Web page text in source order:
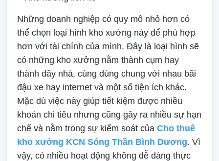
Những doanh nghiệp có quy mô nhỏ hơn có
thể chọn loại hình kho xưởng này để phù hợp
hơn với tài chính của mình. Đây là loại hình sẽ
có những kho xưởng nằm thành cụm hay
thành dãy nhà, cùng dùng chung với nhau bãi
đậu xe hay internet và một số tiện ích khác.
Mặc dù việc này giúp tiết kiệm được nhiều
khoản chi tiêu nhưng cũng gây ra nhiều sự hạn
chế và nằm trong sự kiểm soát của Cho thuê
kho xưởng KCN Sóng Thần Bình Dương. Vì
vậy, có nhiều hoạt động không dễ dàng thực